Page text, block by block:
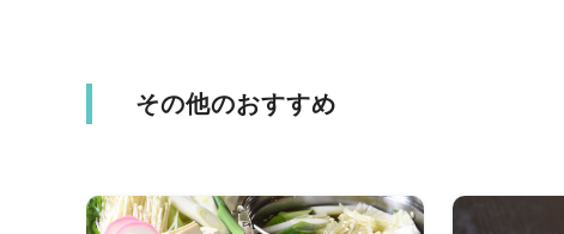
その他のおすすめ